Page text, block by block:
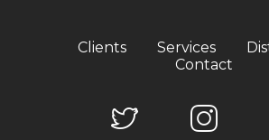
Clients Services
Contact